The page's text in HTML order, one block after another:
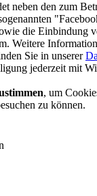
neben den zum
die Einbindung
Weitere
Sie in unserer
jederzeit mit
, um
zu können.